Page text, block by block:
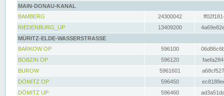
MAIN-DONAU-KANAL
BAMBERG
24300042
RIEDENBURG_UP
13409200
MÜRITZ-ELDE-WASSERSTRASSE
BARKOW OP
596100
BOBZIN OP
596120
BUROW
5961601
DÖMITZ OP
596450
DÖMITZ UP
596460